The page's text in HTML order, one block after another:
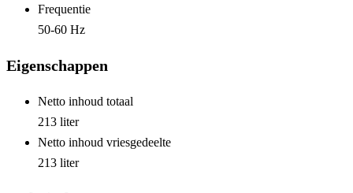
Frequentie
50-60 Hz
Eigenschappen
Netto inhoud totaal
213 liter
Netto inhoud vriesgedeelte
213 liter